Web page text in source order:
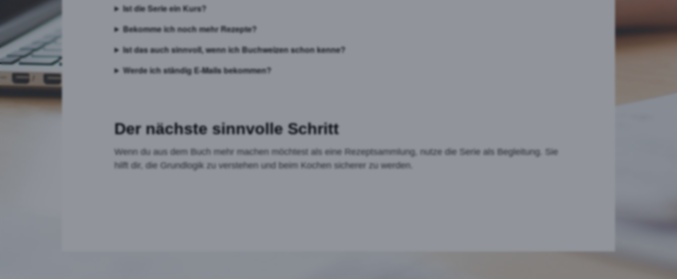
Ist die Serie ein Kurs?
Bekomme ich noch mehr Rezepte?
Ist das auch sinnvoll, wenn ich Buchweizen schon kenne?
Werde ich ständig E-Mails bekommen?
Der nächste sinnvolle Schritt
Wenn du aus dem Buch mehr machen möchtest als eine Rezeptsammlung, nutze die Serie als Begleitung. Sie
hilft dir, die Grundlogik zu verstehen und beim Kochen sicherer zu werden.